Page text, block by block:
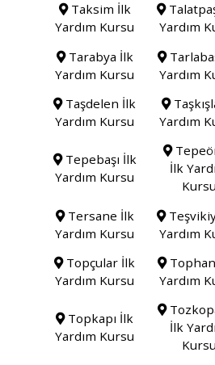
Taksim İlk
Yardım Kursu
Yardım
Tarabya İlk
Yardım Kursu
Yardım
Taşdelen İlk
Yardım Kursu
Yardım
Tepebaşı İlk
Yardım Kursu
İlk
Kursu
Tersane İlk
Yardım Kursu
Yardım
Topçular İlk
Yardım Kursu
Yardım
Topkapı İlk
Yardım Kursu
İlk
Kursu